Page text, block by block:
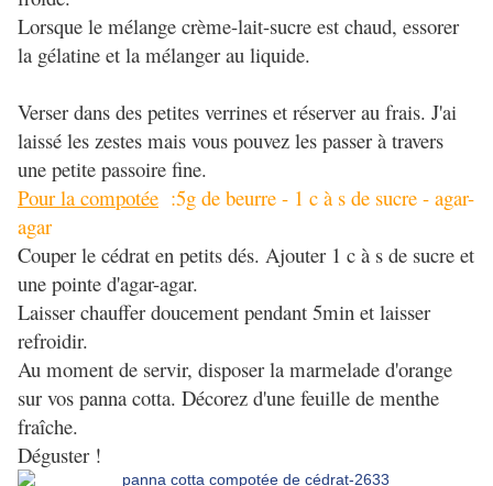
Lorsque le mélange crème-lait-sucre est chaud, essorer
la gélatine et la mélanger au liquide.
Verser dans des petites verrines et réserver au frais. J'ai
laissé les zestes mais vous pouvez les passer à travers
une petite passoire fine.
Pour la compotée :5g de beurre - 1 c à s de sucre - agar-
agar
Couper le cédrat en petits dés. Ajouter 1 c à s de sucre et
une pointe d'agar-agar.
Laisser chauffer doucement pendant 5min et laisser
refroidir.
Au moment de servir, disposer la marmelade d'orange
sur vos panna cotta. Décorez d'une feuille de menthe
fraîche.
Déguster !